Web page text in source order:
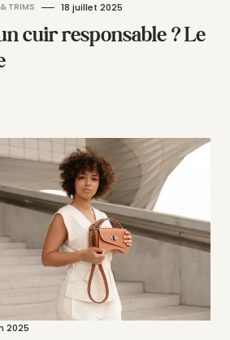
TRIMS 18 juillet 2025
cuir responsable ? Le
2025